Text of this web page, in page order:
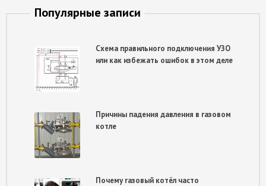
Популярные записи
Схема правильного подключения УЗО
или как избежать ошибок в этом деле
Причины падения давления в газовом
котле
Почему газовый котёл часто